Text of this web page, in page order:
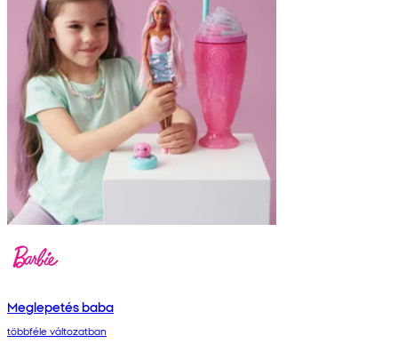
Meglepetés baba
többféle változatban